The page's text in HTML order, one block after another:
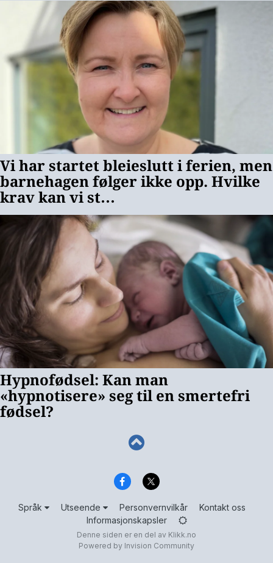
Språk Utseende Personvernvilkår
Kontakt oss
Informasjonskapsler
Denne siden er en del av Klikk.no
Powered by Invision Community